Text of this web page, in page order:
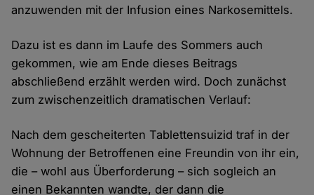
anzuwenden mit der Infusion eines Narkosemittels.
Dazu ist es dann im Laufe des Sommers auch
gekommen, wie am Ende dieses Beitrags
abschließend erzählt werden wird. Doch zunächst
zum zwischenzeitlich dramatischen Verlauf:
Nach dem gescheiterten Tablettensuizid traf in der
Wohnung der Betroffenen eine Freundin von ihr ein,
die – wohl aus Überforderung – sich sogleich an
einen Bekannten wandte, der dann die